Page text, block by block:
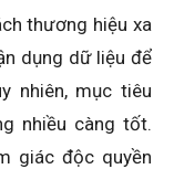
thương hiệu xa
dụng dữ liệu để
nhiên, mục tiêu
nhiều càng tốt.
giác độc quyền